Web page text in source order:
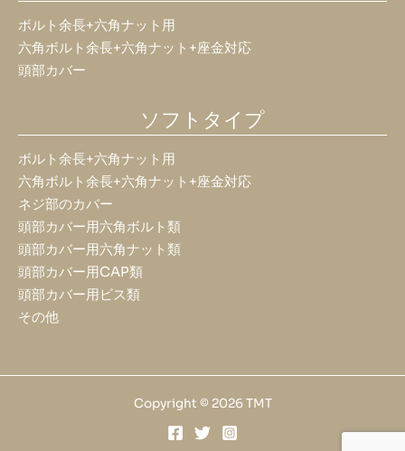
ボルト余長+六角ナット用
六角ボルト余長+六角ナット+座金対応
頭部カバー
ソフトタイプ
ボルト余長+六角ナット用
六角ボルト余長+六角ナット+座金対応
ネジ部のカバー
頭部カバー用六角ボルト類
頭部カバー用六角ナット類
頭部カバー用CAP類
頭部カバー用ビス類
その他
Copyright © 2026 TMT